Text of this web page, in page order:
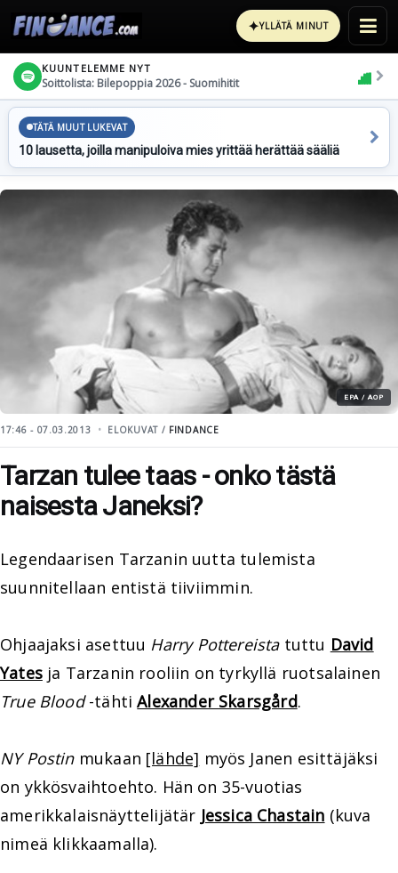
✦YLLÄTÄ MINUT
KUUNTELEMME NYT
Soittolista: Bilepoppia 2026 - Suomihitit
TÄTÄ MUUT LUKEVAT
10 lausetta, joilla manipuloiva mies yrittää herättää sääliä
EPA / AOP
17:46 - 07.03.2013 ELOKUVAT / FINDANCE
Tarzan tulee taas - onko tästä
naisesta Janeksi?
Legendaarisen Tarzanin uutta tulemista
suunnitellaan entistä tiiviimmin.
Ohjaajaksi asettuu Harry Pottereistatuttu David
Yatesja Tarzanin rooliin on tyrkyllä ruotsalainen
True Blood-tähtiAlexander Skarsgård.
NY Postinmukaan [lähde] myös Janen esittäjäksi
on ykkösvaihtoehto. Hän on 35-vuotias
amerikkalaisnäyttelijätär Jessica Chastain (kuva
nimeä klikkaamalla).